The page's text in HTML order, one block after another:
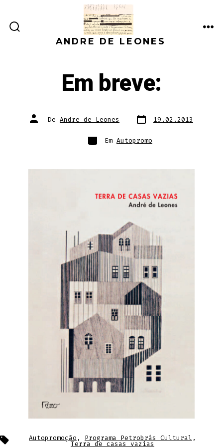
direto
PESQUISAANDRE DE LEONES
Em breve:
Autor
do De Andre de Leones Data
do
19.02.2013
Categorias
Em Autopromo
Tags Autopromoção , Programa Petrobrás Cultural ,
Terra de casas vazias